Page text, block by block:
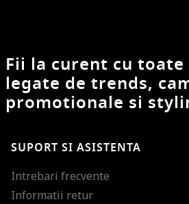
Fii la curent cu
legate de trends,
promotionale si
SUPORT SI ASISTENTA
Intrebari frecvente
Informatii retur